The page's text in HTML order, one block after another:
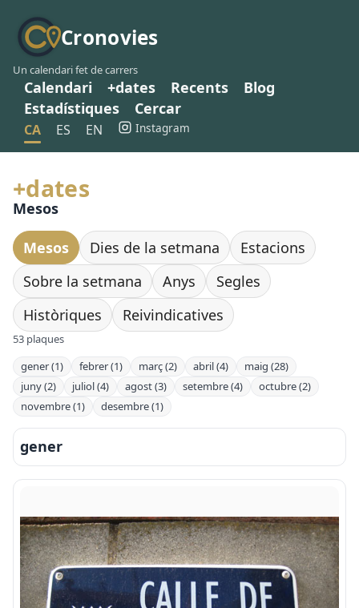
Cronovies
Un calendari fet de carrers
Calendari +dates Recents
Blog
Estadístiques
Cercar
CA ES EN Instagram
+dates
Mesos
Mesos Dies de la setmana
Estacions
Sobre la setmana
Anys
Segles
Històriques
Reivindicatives
53 plaques
gener (1)
febrer (1) març (2) abril (4)
maig (28)
juny (2)
juliol (4) agost (3) setembre (4)
octubre (2)
novembre (1)
desembre (1)
gener